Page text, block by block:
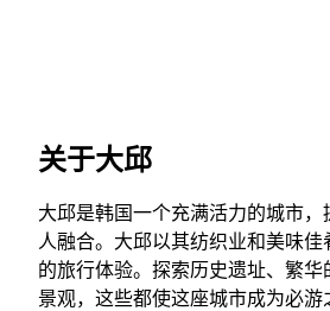
关于大邱
大邱是韩国一个充满活力的城市，
人融合。大邱以其纺织业和美味
的旅行体验。探索历史遗址、繁
景观，这些都使这座城市成为必游